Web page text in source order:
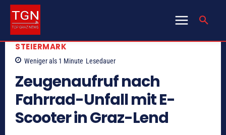
STEIERMARK
Weniger als 1 Minute Lesedauer
Zeugenaufruf nach
Fahrrad-Unfall mit E-
Scooter in Graz-Lend